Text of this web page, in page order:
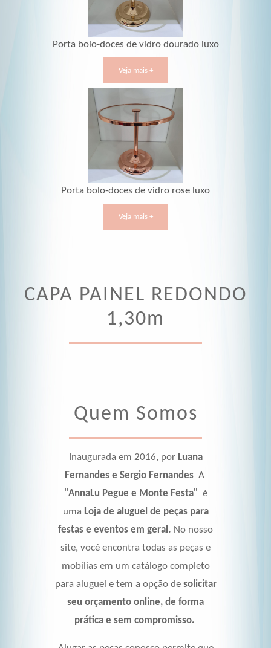
Porta bolo-doces de vidro dourado luxo
Veja mais +
Porta bolo-doces de vidro rose luxo
Veja mais +
CAPA PAINEL REDONDO
1,30m
Quem Somos
Inaugurada em 2016, porLuana
Fernandes e Sergio FernandesA
"AnnaLu Pegue e Monte Festa" é
uma Loja de aluguel de peças para
festas e eventos em geral. No nosso
site, você encontra todas as peças e
mobílias em um catálogo completo
para aluguel e tem a opção de solicitar
seu orçamento online, de forma
prática e sem compromisso.